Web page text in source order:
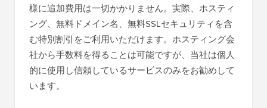
様に追加費用は一切かかりません。実際、ホスティ
ング、無料ドメイン名、無料SSLセキュリティを含
む特別割引をご利用いただけます。ホスティング会
社から手数料を得ることは可能ですが、当社は個人
的に使用し信頼しているサービスのみをお勧めして
います。